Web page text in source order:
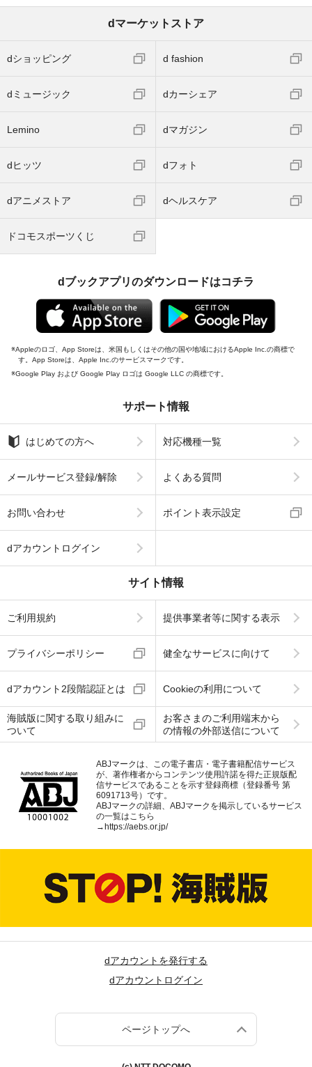
dマーケットストア
dショッピング d fashion
dミュージック dカーシェア
Lemino dマガジン
dヒッツ dフォト
dアニメストア dヘルスケア
ドコモスポーツくじ
dブックアプリのダウンロードはコチラ
Appleのロゴ、App Storeは、米国もしくはその他の国や地域におけるApple Inc.の商標で
す。App Storeは、Apple Inc.のサービスマークです。
Google Play および Google Play ロゴは Google LLC の商標です。
サポート情報
はじめての方へ 対応機種一覧
メールサービス登録/解除 よくある質問
お問い合わせ ポイント表示設定
dアカウントログイン
サイト情報
ご利用規約 提供事業者等に関する表示
プライバシーポリシー 健全なサービスに向けて
dアカウント2段階認証とは Cookieの利用について
海賊版に関する取り組みに
ついて
お客さまのご利用端末から
の情報の外部送信について
ABJマークは、この電子書店・電子書籍配信サービス
が、著作権者からコンテンツ使用許諾を得た正規版配
信サービスであることを示す登録商標（登録番号 第
6091713号）です。
ABJマークの詳細、ABJマークを掲示しているサービス
の一覧はこちら
→ https://aebs.or.jp/
dアカウントを発行する
dアカウントログイン
ページトップへ